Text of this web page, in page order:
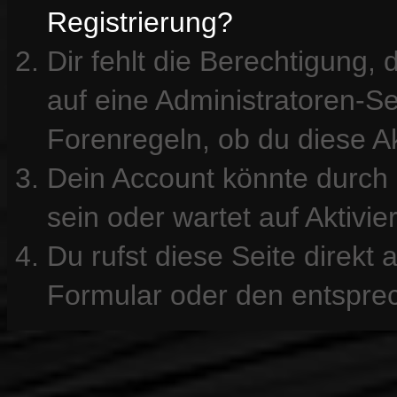
Registrierung?
Dir fehlt die Berechtigung,
auf eine Administratoren-
Forenregeln, ob du diese
Dein Account könnte
sein oder wartet auf
Du rufst diese Seite direkt
Formular oder den